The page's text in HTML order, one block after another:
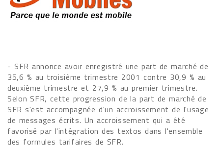
- SFR annonce avoir enregistré une part de marché de
35,6 % au troisième trimestre 2001 contre 30,9 % au
deuxième trimestre et 27,9 % au premier trimestre.
Selon SFR, cette progression de la part de marché de
SFR s'est accompagnée d'un accroissement de l'usage
de messages écrits. Un accroissement qui a été
favorisé par l'intégration des textos dans l'ensemble
des formules tarifaires de SFR.